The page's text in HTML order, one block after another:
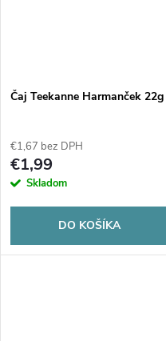
Čaj Teekanne Harmanček 22g
€1,67 bez DPH
€1,99
Skladom
DO KOŠÍKA